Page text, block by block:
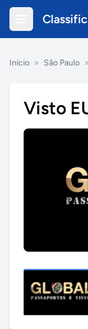
Início » São Paulo »
Visto